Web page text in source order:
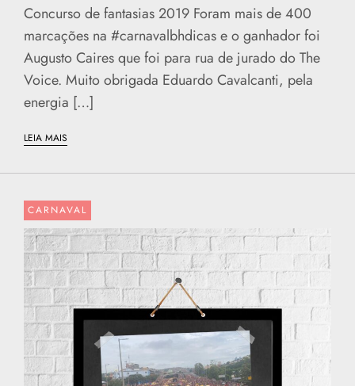
Concurso de fantasias 2019 Foram mais de 400
marcações na #carnavalbhdicas e o ganhador foi
Augusto Caires que foi para rua de jurado do The
Voice. Muito obrigada Eduardo Cavalcanti, pela
energia […]
LEIA MAIS
CARNAVAL